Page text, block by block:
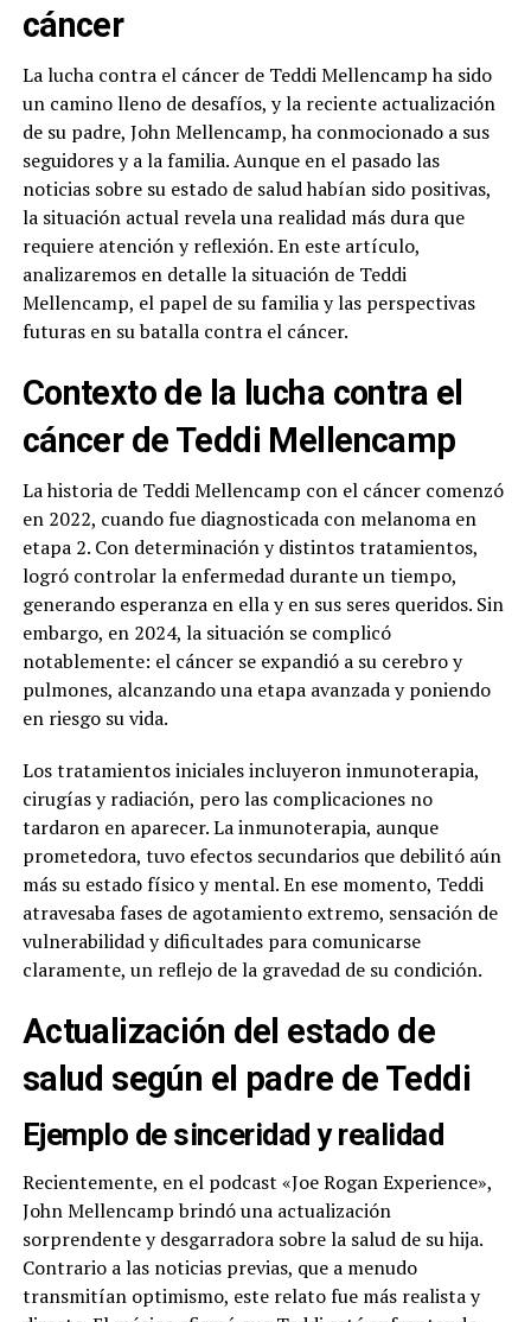
cáncer
La lucha contra el cáncer de Teddi Mellencamp ha sido
un camino lleno de desafíos, y la reciente actualización
de su padre, John Mellencamp, ha conmocionado a sus
seguidores y a la familia. Aunque en el pasado las
noticias sobre su estado de salud habían sido positivas,
la situación actual revela una realidad más dura que
requiere atención y reflexión. En este artículo,
analizaremos en detalle la situación de Teddi
Mellencamp, el papel de su familia y las perspectivas
futuras en su batalla contra el cáncer.
Contexto de la lucha contra el
cáncer de Teddi Mellencamp
La historia de Teddi Mellencamp con el cáncer comenzó
en 2022, cuando fue diagnosticada con melanoma en
etapa 2. Con determinación y distintos tratamientos,
logró controlar la enfermedad durante un tiempo,
generando esperanza en ella y en sus seres queridos. Sin
embargo, en 2024, la situación se complicó
notablemente: el cáncer se expandió a su cerebro y
pulmones, alcanzando una etapa avanzada y poniendo
en riesgo su vida.
Los tratamientos iniciales incluyeron inmunoterapia,
cirugías y radiación, pero las complicaciones no
tardaron en aparecer. La inmunoterapia, aunque
prometedora, tuvo efectos secundarios que debilitó aún
más su estado físico y mental. En ese momento, Teddi
atravesaba fases de agotamiento extremo, sensación de
vulnerabilidad y dificultades para comunicarse
claramente, un reflejo de la gravedad de su condición.
Actualización del estado de
salud según el padre de Teddi
Ejemplo de sinceridad y realidad
Recientemente, en el podcast «Joe Rogan Experience»,
John Mellencamp brindó una actualización
sorprendente y desgarradora sobre la salud de su hija.
Contrario a las noticias previas, que a menudo
transmitían optimismo, este relato fue más realista y